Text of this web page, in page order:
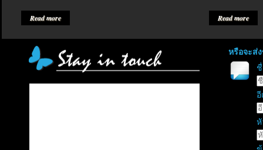
Read more Read more
หรือจะส่
อี
หั